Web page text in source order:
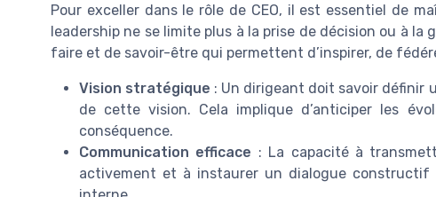
Pour exceller dans le rôle de CEO, il est essentiel de
leadership ne se limite plus à la prise de décision ou à la
faire et de savoir-être qui permettent d’inspirer, de
Vision stratégique : Un dirigeant doit savoir définir
de cette vision. Cela implique d’anticiper les
conséquence.
Communication efficace : La capacité à
activement et à instaurer un dialogue